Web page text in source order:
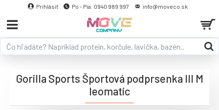
Prihlásiť Po - Pia: 0940 989 997 info@moveco.sk
Gorilla Sports Športová podprsenka III M
leomatic